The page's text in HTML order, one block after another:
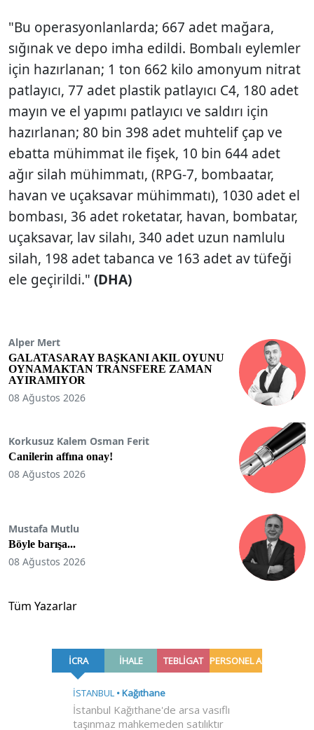
"Bu operasyonlanlarda; 667 adet mağara,
sığınak ve depo imha edildi. Bombalı eylemler
için hazırlanan; 1 ton 662 kilo amonyum nitrat
patlayıcı, 77 adet plastik patlayıcı C4, 180 adet
mayın ve el yapımı patlayıcı ve saldırı için
hazırlanan; 80 bin 398 adet muhtelif çap ve
ebatta mühimmat ile fişek, 10 bin 644 adet
ağır silah mühimmatı, (RPG-7, bombaatar,
havan ve uçaksavar mühimmatı), 1030 adet el
bombası, 36 adet roketatar, havan, bombatar,
uçaksavar, lav silahı, 340 adet uzun namlulu
silah, 198 adet tabanca ve 163 adet av tüfeği
ele geçirildi." (DHA)
Alper Mert
GALATASARAY BAŞKANI AKIL OYUNU
OYNAMAKTAN TRANSFERE ZAMAN
AYIRAMIYOR
08 Ağustos 2026
Korkusuz Kalem Osman Ferit
Canilerin affına onay!
08 Ağustos 2026
Mustafa Mutlu
Böyle barışa...
08 Ağustos 2026
Tüm Yazarlar